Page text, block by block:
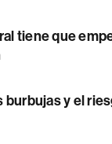
tiene que
burbujas y el